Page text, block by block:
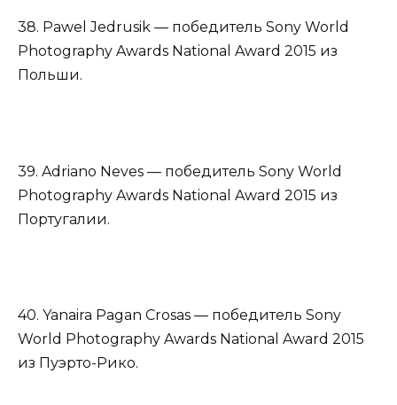
38. Pawel Jedrusik — победитель Sony World
Photography Awards National Award 2015 из
Польши.
39. Adriano Neves — победитель Sony World
Photography Awards National Award 2015 из
Португалии.
40. Yanaira Pagan Crosas — победитель Sony
World Photography Awards National Award 2015
из Пуэрто-Рико.